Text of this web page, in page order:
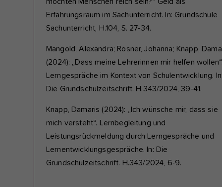
Erfahrungsraum im Sachunterricht. In: Grundschule
Sachunterricht, H.104, S. 27-34.
Mangold, Alexandra; Rosner, Johanna; Knapp,
(2024): „Dass meine Lehrerinnen mir helfen
Lerngespräche im Kontext von Schulentwicklung.
Die Grundschulzeitschrift. H.343/2024, 39-41.
Knapp, Damaris (2024): „Ich wünsche mir, dass sie
mich versteht“. Lernbegleitung und
Leistungsrückmeldung durch Lerngespräche und
Lernentwicklungsgespräche. In: Die
Grundschulzeitschrift. H.343/2024, 6-9.